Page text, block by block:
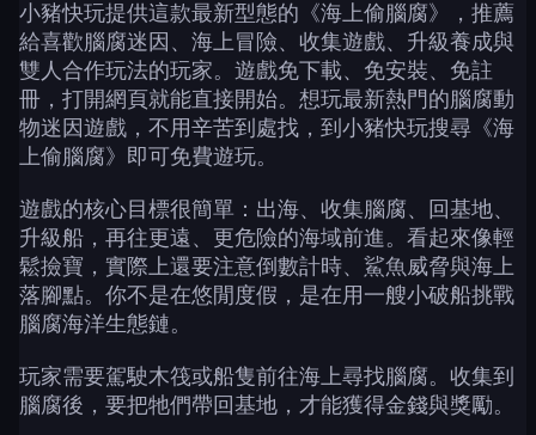
小豬快玩提供這款最新型態的《海上偷腦腐》，推薦
給喜歡腦腐迷因、海上冒險、收集遊戲、升級養成與
雙人合作玩法的玩家。遊戲免下載、免安裝、免註
冊，打開網頁就能直接開始。想玩最新熱門的腦腐動
物迷因遊戲，不用辛苦到處找，到小豬快玩搜尋《海
上偷腦腐》即可免費遊玩。
遊戲的核心目標很簡單：出海、收集腦腐、回基地、
升級船，再往更遠、更危險的海域前進。看起來像輕
鬆撿寶，實際上還要注意倒數計時、鯊魚威脅與海上
落腳點。你不是在悠閒度假，是在用一艘小破船挑戰
腦腐海洋生態鏈。
玩家需要駕駛木筏或船隻前往海上尋找腦腐。收集到
腦腐後，要把牠們帶回基地，才能獲得金錢與獎勵。